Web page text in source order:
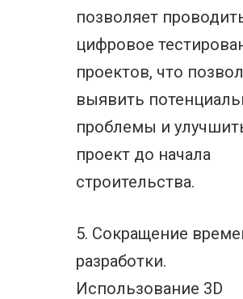
позволяет
цифровое
проектов, что
выявить
проблемы и
проект до начала
строительства.
5. Сокращение
разработки.
Использование 3D